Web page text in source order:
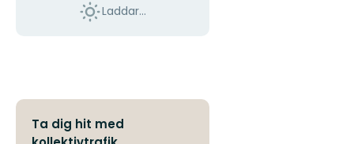
Laddar...
Ta dig hit med